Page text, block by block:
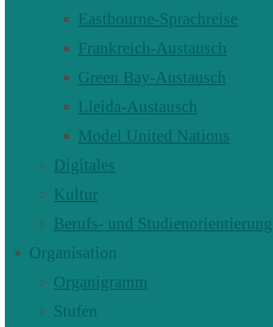
Eastbourne-Sprachreise
Frankreich-Austausch
Green Bay-Austausch
Lleida-Austausch
Model United Nations
Digitales
Kultur
Berufs- und Studienorientierung
Organisation
Organigramm
Stufen